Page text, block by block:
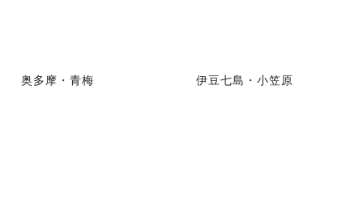
奥多摩・青梅 伊豆七島・小笠原